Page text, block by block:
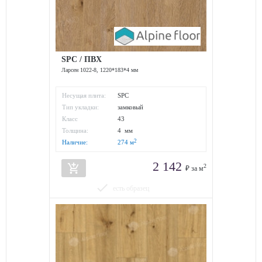
SPC / ПВХ
Ларсен 1022-8, 1220*183*4 мм
Несущая плита:
SPC
Тип укладки:
замковый
Класс
износостойкости:
43
Толщина:
4 мм
Наличие:
274 м2
add_shopping_cart 2 142 ₽ за м2